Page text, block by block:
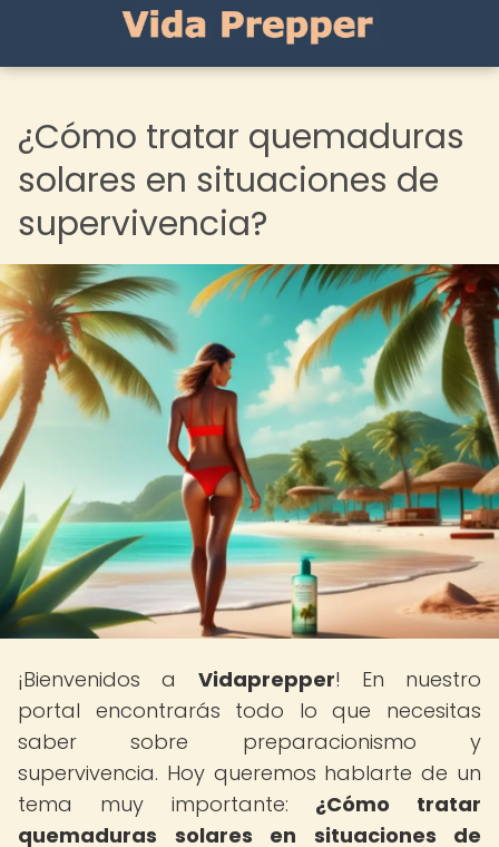
¿Cómo tratar quemaduras
solares en situaciones de
supervivencia?
¡Bienvenidos a Vidaprepper! En nuestro
portal encontrarás todo lo que necesitas
saber sobre preparacionismo y
supervivencia. Hoy queremos hablarte de un
tema muy importante: ¿Cómo tratar
quemaduras solares en situaciones de